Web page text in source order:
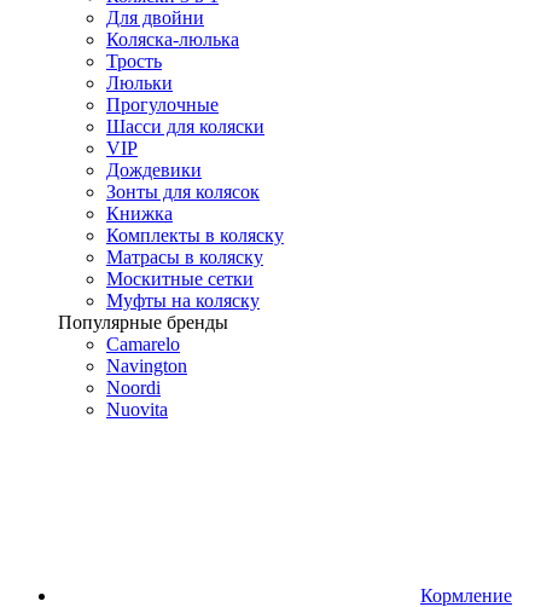
Для двойни
Коляска-люлька
Трость
Люльки
Прогулочные
Шасси для коляски
VIP
Дождевики
Зонты для колясок
Книжка
Комплекты в коляску
Матрасы в коляску
Москитные сетки
Муфты на коляску
Популярные бренды
Camarelo
Navington
Noordi
Nuovita
Кормление